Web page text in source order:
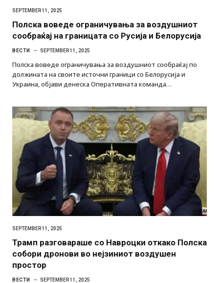
SEPTEMBER 11, 2025
Полска воведе ограничувања за воздушниот
сообраќај на границата со Русија и Белорусија
ВЕСТИ SEPTEMBER 11, 2025
Полска воведе ограничувања за воздушниот сообраќај по
должината на своите источни граници со Белорусија и
Украина, објави денеска Оперативната команда…
SEPTEMBER 11, 2025
Трамп разговараше со Навроцки откако Полска
собори дронови во нејзиниот воздушен
простор
ВЕСТИ SEPTEMBER 11, 2025